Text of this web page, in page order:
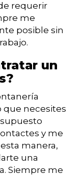
requerir
me
posible sin
un
que necesites
y me
manera,
una
Siempre me